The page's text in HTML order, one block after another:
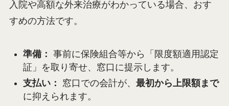
入院や高額な外来治療がわかっている場合、おす
すめの方法です。
準備： 事前に保険組合等から「限度額適用認定
証」を取り寄せ、窓口に提示します。
支払い：
窓口での会計が、 最初から上限額まで
に抑えられます。